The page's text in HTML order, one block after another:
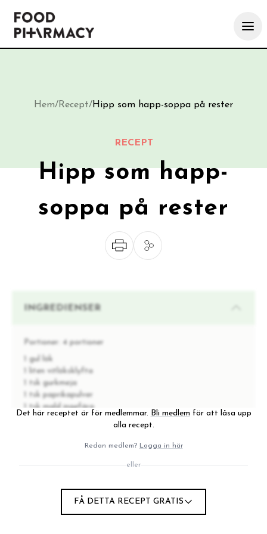
Hem/Recept/Hipp som happ-soppa på rester
RECEPT
Hipp som happ-
soppa på rester
INGREDIENSER
Portioner: 4 portioner
1 gul lök
1 liten vitlöksklyfta
1 tsk gurkmeja
1 tsk paprikapulver
1 tsk mald ingefära
1 krm chiliflingor
1 liten sötpotatis
vatten
500 g krossade tomater
1 tsk honung (valfritt)
kallpressad olivolja
Det här receptet är för medlemmar. Bli medlem för att låsa upp
alla recept.
Redan medlem? Logga in här
eller
FÅ DETTA RECEPT GRATIS